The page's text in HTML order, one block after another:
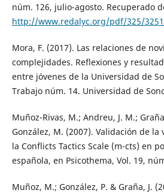
núm. 126, julio-agosto. Recuperado
http://www.redalyc.org/pdf/325/
Mora, F. (2017). Las relaciones de
complejidades. Reflexiones y
entre jóvenes de la Universidad de
Trabajo núm. 14. Universidad de
Muñoz-Rivas, M.; Andreu, J. M.;
González, M. (2007). Validación de
la Conflicts Tactics Scale (m-cts) en
española, en Psicothema, Vol. 19,
Muñoz, M.; González, P. & Graña, J.